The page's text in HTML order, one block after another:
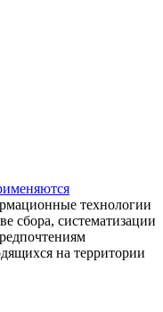
технологии
сбора, систематизации
на территории